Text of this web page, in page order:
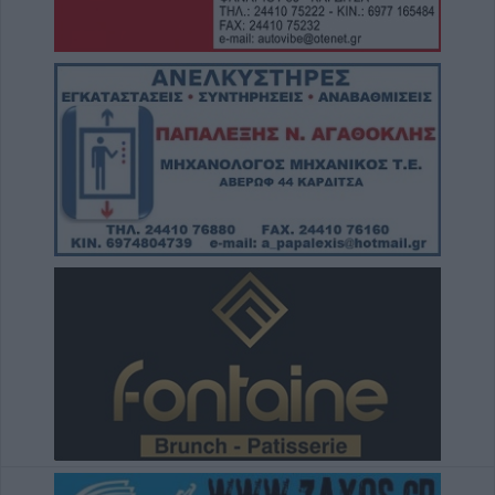
Σίσκος Α. Βασίλειος: "Οι ηλίθιοι"
8 Αυγούστου 2026, 20:55
Πάρος: Νεκρό 4χρονο παιδί σε πισίνα beach
Υπεγράφη η σύμβαση για την «Αναβάθμιση
υποδομών κεντρικής δομής του Μουσείου
Πόλης»
Την Κυριακή 9 Αυγούστου η κηδεία του
Κωνσταντίνου Βογιατζή
8 Αυγούστου 2026, 19:28
Την Δευτέρα 10 Αυγούστου η κηδεία του
Κωνσταντίνου Πλεξίδα
8 Αυγούστου 2026, 19:13